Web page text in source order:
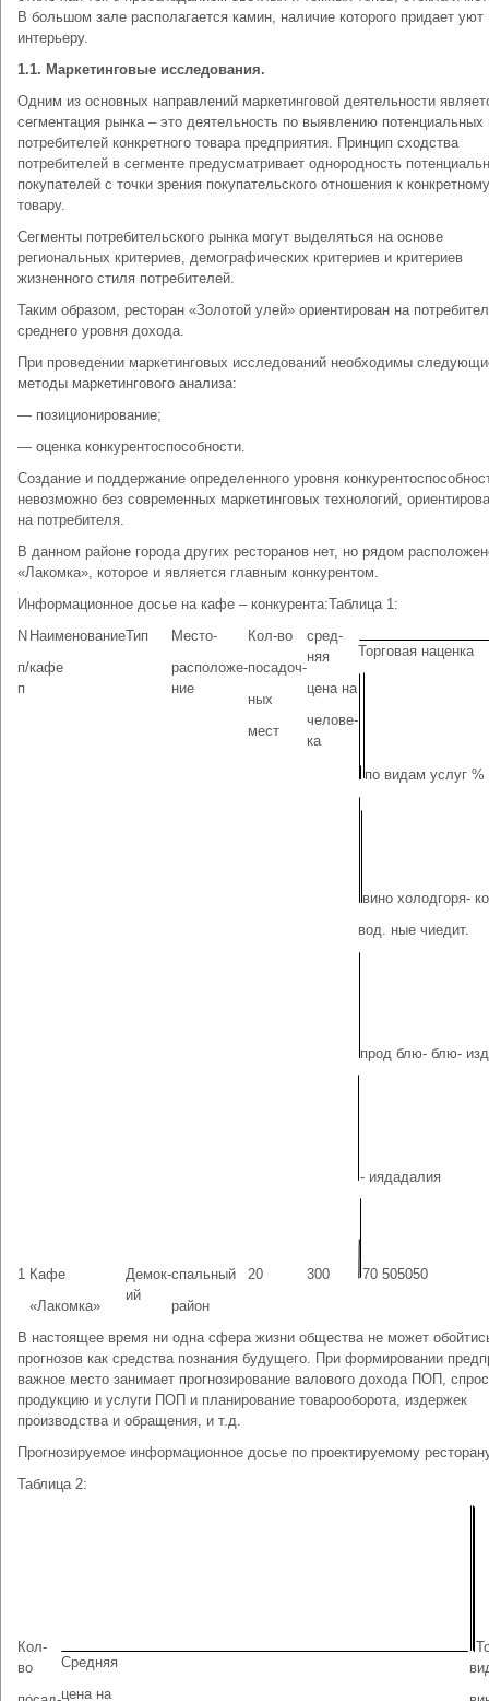
В большом зале располагается камин, наличие которого придает уют
интерьеру.
1.1. Маркетинговые исследования.
Одним из основных направлений маркетинговой деятельности
сегментация рынка – это деятельность по выявлению потенциальных
потребителей конкретного товара предприятия. Принцип сходства
потребителей в сегменте предусматривает однородность
покупателей с точки зрения покупательского отношения к конкретному
товару.
Сегменты потребительского рынка могут выделяться на основе
региональных критериев, демографических критериев и критериев
жизненного стиля потребителей.
Таким образом, ресторан «Золотой улей» ориентирован на
среднего уровня дохода.
При проведении маркетинговых исследований необходимы
методы маркетингового анализа:
— позиционирование;
— оценка конкурентоспособности.
Создание и поддержание определенного уровня
невозможно без современных маркетинговых технологий,
на потребителя.
В данном районе города других ресторанов нет, но рядом
«Лакомка», которое и является главным конкурентом.
Информационное досье на кафе – конкурента:Таблица 1:
N
п/
п
Наименование
кафе
Тип
Место-
расположе-
ние
Кол-во
посадоч-
ных
мест
сред-
няя
цена на
челове-
ка
Торговая наценка
по видам услуг %
вино холодгоря-
вод. ные чиедит.
прод блю- блю-
- иядадалия
1 Кафе
«Лакомка»
Демок-
ий
спальный
район
20 300 70 505050
В настоящее время ни одна сфера жизни общества не может
прогнозов как средства познания будущего. При формировании
важное место занимает прогнозирование валового дохода ПОП,
продукцию и услуги ПОП и планирование товарооборота, издержек
производства и обращения, и т.д.
Прогнозируемое информационное досье по проектируемому
Таблица 2:
Кол-
во
Средняя
цена на